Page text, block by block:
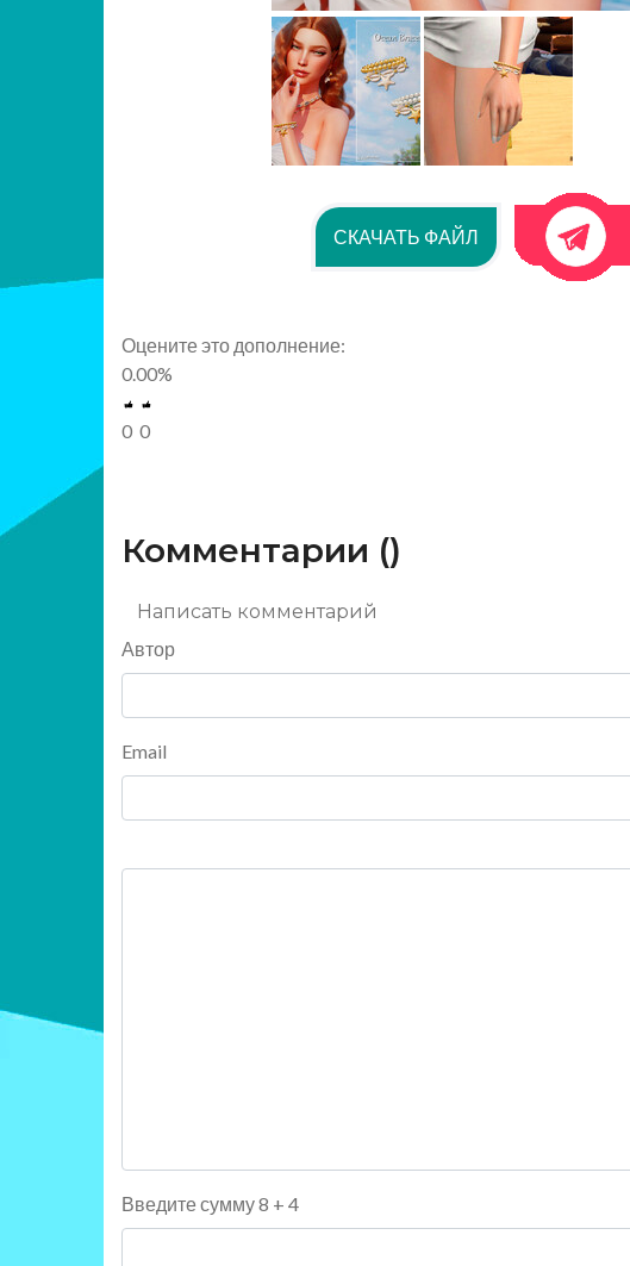
СКАЧАТЬ ФАЙЛ
Оцените это дополнение:
0.00%
0 0
Комментарии ()
Написать комментарий
Автор
Email
Введите сумму 8 + 4